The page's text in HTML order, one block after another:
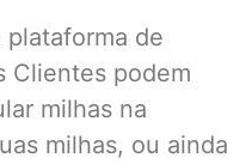
plataforma de
Clientes podem
milhas na
milhas, ou ainda